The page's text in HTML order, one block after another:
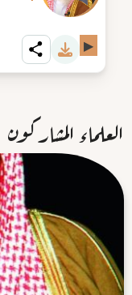
▶
العلماء المشاركون